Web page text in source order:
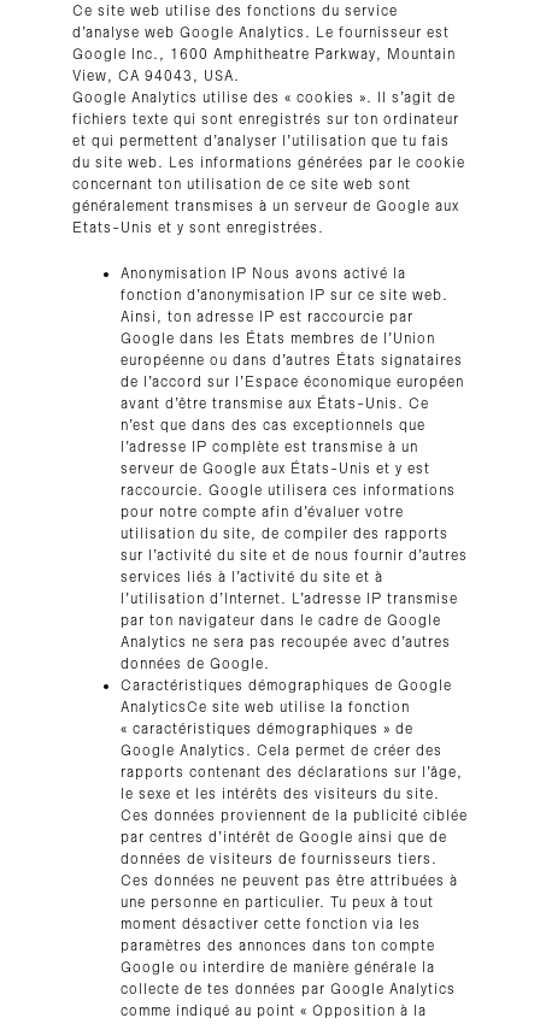
Ce site web utilise des fonctions du service
d’analyse web Google Analytics. Le fournisseur est
Google Inc., 1600 Amphitheatre Parkway, Mountain
View, CA 94043, USA.
Google Analytics utilise des « cookies ». Il s’agit de
fichiers texte qui sont enregistrés sur ton ordinateur
et qui permettent d’analyser l’utilisation que tu fais
du site web. Les informations générées par le cookie
concernant ton utilisation de ce site web sont
généralement transmises à un serveur de Google aux
Etats-Unis et y sont enregistrées.
Anonymisation IP Nous avons activé la
fonction d’anonymisation IP sur ce site web.
Ainsi, ton adresse IP est raccourcie par
Google dans les États membres de l’Union
européenne ou dans d’autres États signataires
de l’accord sur l’Espace économique européen
avant d’être transmise aux États-Unis. Ce
n’est que dans des cas exceptionnels que
l’adresse IP complète est transmise à un
serveur de Google aux États-Unis et y est
raccourcie. Google utilisera ces informations
pour notre compte afin d’évaluer votre
utilisation du site, de compiler des rapports
sur l’activité du site et de nous fournir d’autres
services liés à l’activité du site et à
l’utilisation d’Internet. L’adresse IP transmise
par ton navigateur dans le cadre de Google
Analytics ne sera pas recoupée avec d’autres
données de Google.
Caractéristiques démographiques de Google
AnalyticsCe site web utilise la fonction
« caractéristiques démographiques » de
Google Analytics. Cela permet de créer des
rapports contenant des déclarations sur l’âge,
le sexe et les intérêts des visiteurs du site.
Ces données proviennent de la publicité ciblée
par centres d’intérêt de Google ainsi que de
données de visiteurs de fournisseurs tiers.
Ces données ne peuvent pas être attribuées à
une personne en particulier. Tu peux à tout
moment désactiver cette fonction via les
paramètres des annonces dans ton compte
Google ou interdire de manière générale la
collecte de tes données par Google Analytics
comme indiqué au point « Opposition à la